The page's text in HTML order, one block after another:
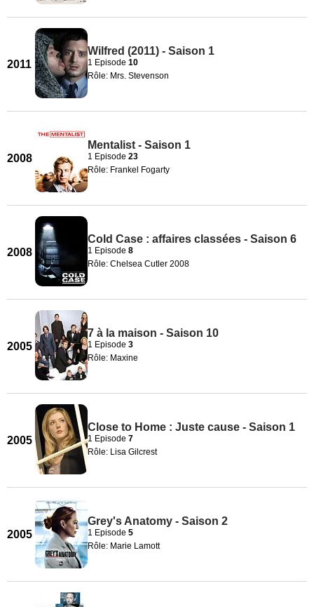
2011
Wilfred (2011) - Saison 1
1 Episode 10
Rôle: Mrs. Stevenson
2008
Mentalist - Saison 1
1 Episode 23
Rôle: Frankel Fogarty
2008
Cold Case : affaires classées - Saison 6
1 Episode 8
Rôle: Chelsea Cutler 2008
2005
7 à la maison - Saison 10
1 Episode 3
Rôle: Maxine
2005
Close to Home : Juste cause - Saison 1
1 Episode 7
Rôle: Lisa Gilcrest
2005
Grey's Anatomy - Saison 2
1 Episode 5
Rôle: Marie Lamott